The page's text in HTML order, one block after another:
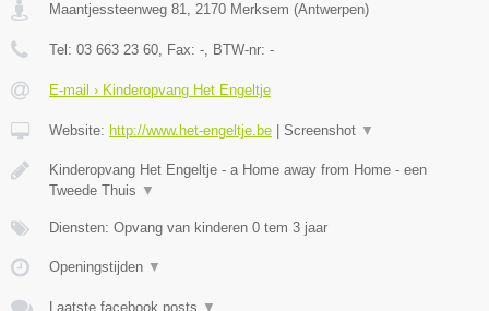
Maantjessteenweg 81, 2170 Merksem (Antwerpen)
Tel: 03 663 23 60, Fax: -, BTW-nr: -
E-mail › Kinderopvang Het Engeltje
Website: http://www.het-engeltje.be Screenshot ▼
Kinderopvang Het Engeltje - a Home away from Home - een
Tweede Thuis ▼
Diensten: Opvang van kinderen 0 tem 3 jaar
Openingstijden ▼
Laatste facebook posts ▼